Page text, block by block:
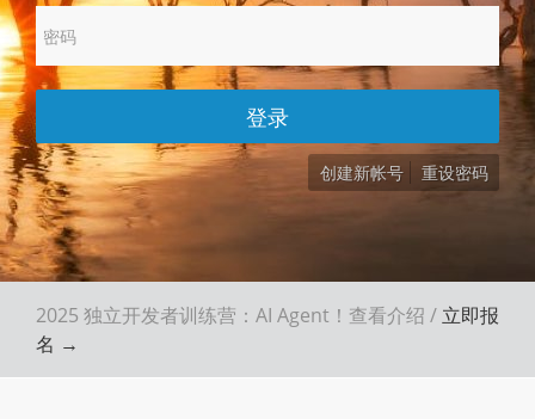
创建新帐号 重设密码
登录
2025 独立开发者训练营：AI Agent！ 查看介绍 / 立即报
名 →